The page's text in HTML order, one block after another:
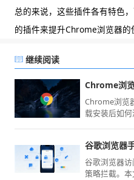
总的来说，这些插件各有特色
的插件来提升Chrome浏览器的
继续阅读
Chrome浏
Chrome浏览
载安装后如
谷歌浏览器
策略拦截。